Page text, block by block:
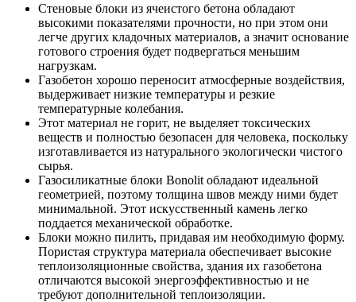
Стеновые блоки из ячеистого бетона обладают
высокими показателями прочности, но при этом они
легче других кладочных материалов, а значит основание
готового строения будет подвергаться меньшим
нагрузкам.
Газобетон хорошо переносит атмосферные воздействия,
выдерживает низкие температуры и резкие
температурные колебания.
Этот материал не горит, не выделяет токсических
веществ и полностью безопасен для человека, поскольку
изготавливается из натурального экологически чистого
сырья.
Газосиликатные блоки Bonolit обладают идеальной
геометрией, поэтому толщина швов между ними будет
минимальной. Этот искусственный камень легко
поддается механической обработке.
Блоки можно пилить, придавая им необходимую форму.
Пористая структура материала обеспечивает высокие
теплоизоляционные свойства, здания их газобетона
отличаются высокой энергоэффективностью и не
требуют дополнительной теплоизоляции.